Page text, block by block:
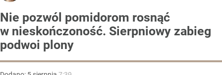
Nie pozwól pomidorom rosnąć
w nieskończoność. Sierpniowy zabieg
podwoi plony